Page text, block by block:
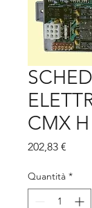
CMX H
202,83 €
Quantità *